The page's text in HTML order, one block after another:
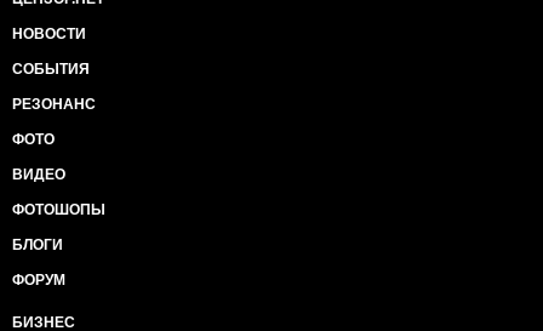
НОВОСТИ
СОБЫТИЯ
РЕЗОНАНС
ФОТО
ВИДЕО
ФОТОШОПЫ
БЛОГИ
ФОРУМ
БИЗНЕС